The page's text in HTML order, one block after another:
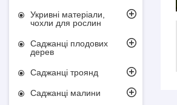
Укривні матеріали,
чохли для рослин
Саджанці плодових
дерев
Саджанці троянд
Саджанці малини